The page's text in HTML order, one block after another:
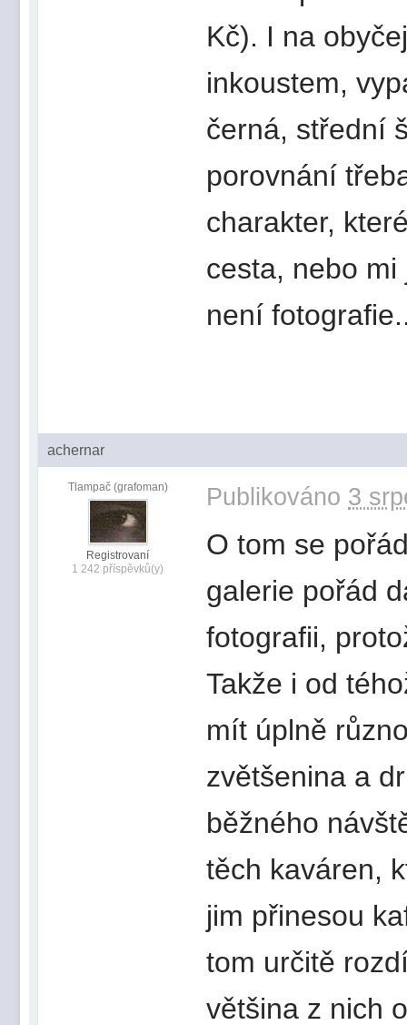
Kč). I na
inkoustem,
černá, střední
porovnání
charakter,
cesta, nebo
není
achernar
Tlampač (grafoman)
Registrovaní
1 242 příspěvků(y)
Publikováno 3
O tom se
galerie pořád
fotografii,
Takže i od
mít úplně
zvětšenina a
běžného
těch kaváren,
jim přinesou
tom určitě
většina z nich